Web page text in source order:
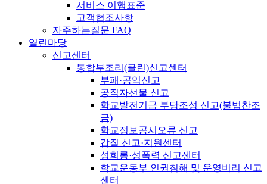
서비스 이행표준
고객협조사항
자주하는질문 FAQ
열린마당
신고센터
통합부조리(클린)신고센터
부패·공익신고
공직자선물 신고
학교발전기금 부당조성 신고(불법찬조
금)
학교정보공시오류 신고
갑질 신고·지원센터
성희롱·성폭력 신고센터
학교운동부 인권침해 및 운영비리 신고
센터